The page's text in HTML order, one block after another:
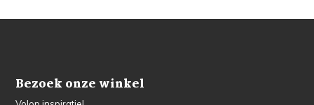
Bezoek onze winkel